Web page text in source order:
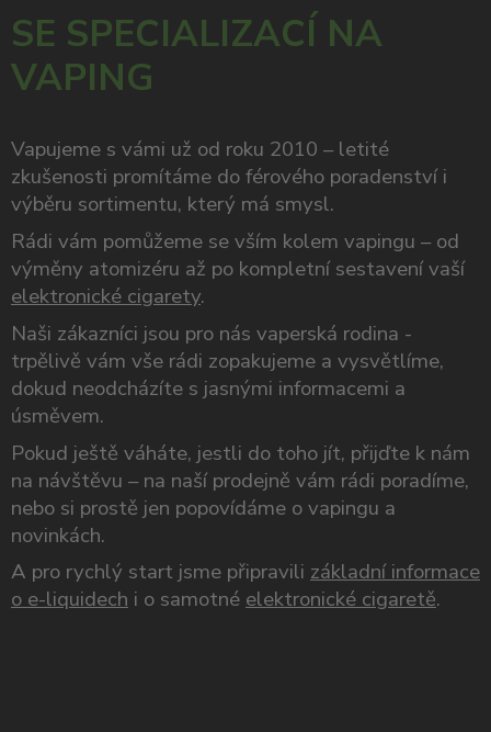
SE SPECIALIZACÍ NA
VAPING
Vapujeme s vámi už od roku 2010 – letité
zkušenosti promítáme do férového poradenství i
výběru sortimentu, který má smysl.
Rádi vám pomůžeme se vším kolem vapingu – od
výměny atomizéru až po kompletní sestavení vaší
elektronické cigarety.
Naši zákazníci jsou pro nás vaperská rodina -
trpělivě vám vše rádi zopakujeme a vysvětlíme,
dokud neodcházíte s jasnými informacemi a
úsměvem.
Pokud ještě váháte, jestli do toho jít, přijďte k nám
na návštěvu – na naší prodejně vám rádi poradíme,
nebo si prostě jen popovídáme o vapingu a
novinkách.
A pro rychlý start jsme připravili základní informace
o e-liquidech i o samotnéelektronické cigaretě.